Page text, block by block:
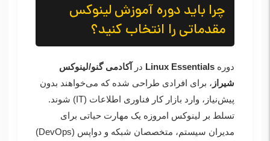
چرا باید دوره آموزش لینوکس
مقدماتی را انتخاب کنید؟
دوره Linux Essentials در
آکادمی گنو/لینوکس
شیراز ، برای افرادی طراحی شده که می‌خواهند بدون
پیش‌نیاز، وارد بازار کار فناوری اطلاعات (IT) شوند.
تسلط بر لینوکس امروزه یک مهارت حیاتی برای
مدیران سیستم، متخصصان شبکه و دواپس (DevOps)